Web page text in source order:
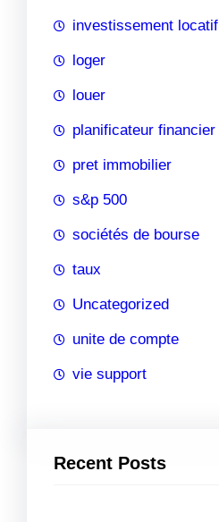
investissement locatif
loger
louer
planificateur financier
pret immobilier
s&p 500
sociétés de bourse
taux
Uncategorized
unite de compte
vie support
Recent Posts